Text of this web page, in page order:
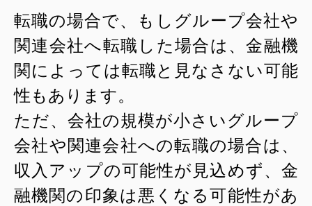
転職の場合で、もしグループ会社や
関連会社へ転職した場合は、金融機
関によっては転職と見なさない可能
性もあります。
ただ、会社の規模が小さいグループ
会社や関連会社への転職の場合は、
収入アップの可能性が見込めず、金
融機関の印象は悪くなる可能性があ